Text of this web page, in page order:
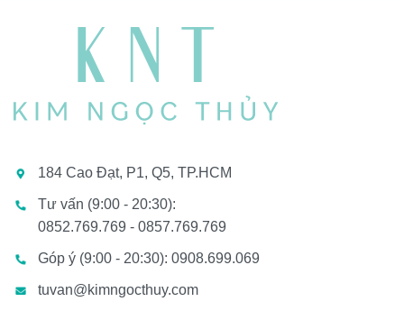
184 Cao Đạt, P1, Q5, TP.HCM
Tư vấn (9:00 - 20:30):
0852.769.769 - 0857.769.769
Góp ý (9:00 - 20:30): 0908.699.069
tuvan@kimngocthuy.com